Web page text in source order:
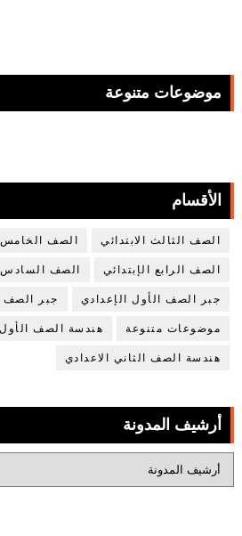
موضوعات متنوعة
الأقسام
الصف الثالث الابتدائي الصف الخامس
الصف الرابع الإبتدائي الصف السادس
جبر الصف الأول الإعدادي جبر الصف
موضوعات متنوعة هندسة الصف الأول
هندسة الصف الثاني الاعدادي
أرشيف المدونة